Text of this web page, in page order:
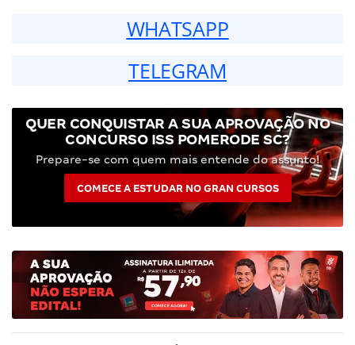
WHATSAPP
TELEGRAM
QUER CONQUISTAR A SUA APROVAÇÃO NO
CONCURSO ISS POMERODE SC?
Prepare-se com quem mais entende do assunto!
COMECE A ESTUDAR NO GRAN CURSOS